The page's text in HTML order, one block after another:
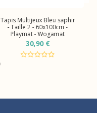
Tapis Multijeux Bleu saphir
- Taille 2 - 60x100cm -
Playmat - Wogamat
30,90 €